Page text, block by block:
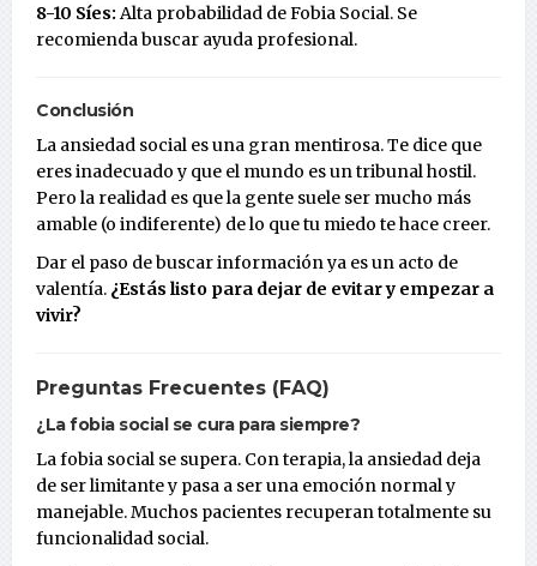
8-10 Síes: Alta probabilidad de Fobia Social. Se
recomienda buscar ayuda profesional.
Conclusión
La ansiedad social es una gran mentirosa. Te dice que
eres inadecuado y que el mundo es un tribunal hostil.
Pero la realidad es que la gente suele ser mucho más
amable (o indiferente) de lo que tu miedo te hace creer.
Dar el paso de buscar información ya es un acto de
valentía. ¿Estás listo para dejar de evitar y empezar a
vivir?
Preguntas Frecuentes (FAQ)
¿La fobia social se cura para siempre?
La fobia social se supera. Con terapia, la ansiedad deja
de ser limitante y pasa a ser una emoción normal y
manejable. Muchos pacientes recuperan totalmente su
funcionalidad social.